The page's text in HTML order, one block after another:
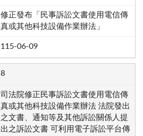
修正發布「民事訴訟文書使用電信傳
真或其他科技設備作業辦法」
115-06-09
8
司法院修正民事訴訟文書使用電信傳
真或其他科技設備作業辦法 法院發出
之文書、通知等及其他訴訟關係人提
出之訴訟文書 可利用電子訴訟平台傳